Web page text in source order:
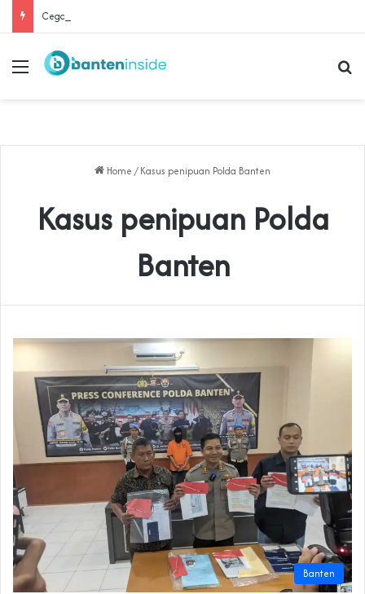
Menu
Home / Kasus penipuan Polda Banten
Kasus penipuan Polda
Banten
Banten